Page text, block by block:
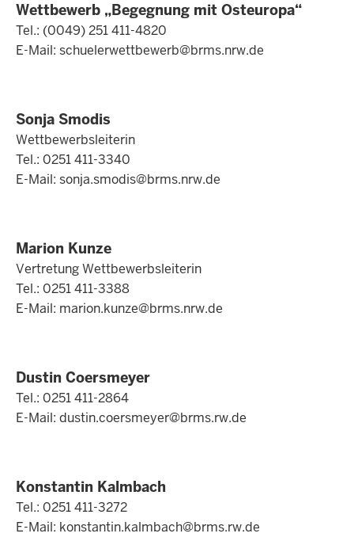
Wettbewerb „Begegnung mit Osteuropa“
Tel.: (0049) 251 411-4820
E-Mail: schuelerwettbewerb@brms.nrw.de
Sonja Smodis
Wettbewerbsleiterin
Tel.: 0251 411-3340
E-Mail: sonja.smodis@brms.nrw.de
Marion Kunze
Vertretung Wettbewerbsleiterin
Tel.: 0251 411-3388
E-Mail: marion.kunze@brms.nrw.de
Dustin Coersmeyer
Tel.: 0251 411-2864
E-Mail: dustin.coersmeyer@brms.rw.de
Konstantin Kalmbach
Tel.: 0251 411-3272
E-Mail: konstantin.kalmbach@brms.rw.de